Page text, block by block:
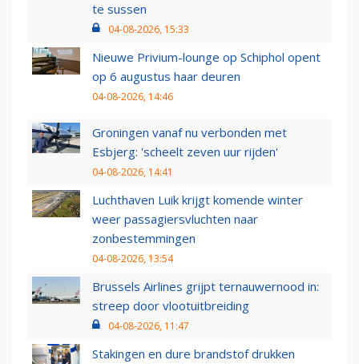
te sussen
04-08-2026, 15:33
Nieuwe Privium-lounge op Schiphol opent
op 6 augustus haar deuren
04-08-2026, 14:46
Groningen vanaf nu verbonden met
Esbjerg: 'scheelt zeven uur rijden'
04-08-2026, 14:41
Luchthaven Luik krijgt komende winter
weer passagiersvluchten naar
zonbestemmingen
04-08-2026, 13:54
Brussels Airlines grijpt ternauwernood in:
streep door vlootuitbreiding
04-08-2026, 11:47
Stakingen en dure brandstof drukken